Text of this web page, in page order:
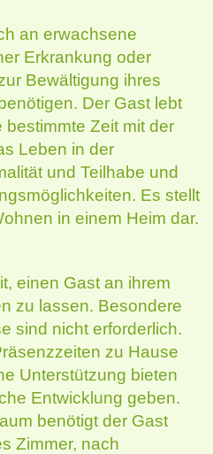
an erwachsene
Erkrankung oder
Bewältigung ihres
Der Gast lebt
Zeit mit der
Leben in der
und Teilhabe und
Es stellt
in einem Heim dar.
einen Gast an ihrem
zu lassen. Besondere
sind nicht erforderlich.
zu Hause
Unterstützung bieten
Entwicklung geben.
benötigt der Gast
Zimmer, nach